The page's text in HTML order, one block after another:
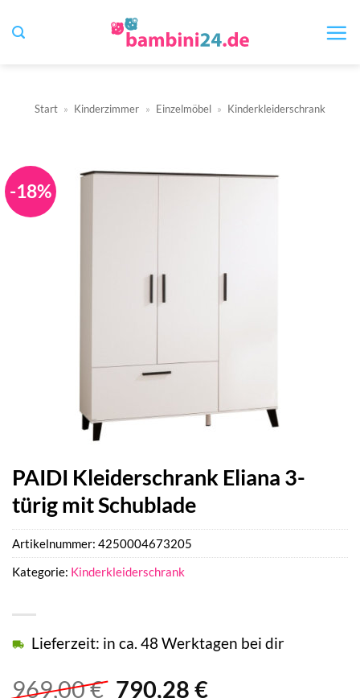
Inhalt
Start » Kinderzimmer » Einzelmöbel » Kinderkleiderschrank
-18%
PAIDI Kleiderschrank Eliana 3-
türig mit Schublade
969,00€ Ursprünglicher
790,28 €Aktueller
Lieferzeit: in ca. 48 Werktagen bei dir
Artikelnummer: 4250004673205
Kategorie: Kinderkleiderschrank